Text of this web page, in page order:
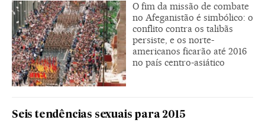
O fim da missão de combate
no Afeganistão é simbólico: o
conflito contra os talibãs
persiste, e os norte-
americanos ficarão até 2016
no país centro-asiático
Seis tendências sexuais para 2015